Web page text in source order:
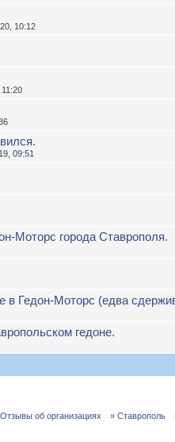
10:12
09:51
Моторс города Ставрополя.
в Гедон-Моторс (едва
гедоне.
об организациях » Ставрополь